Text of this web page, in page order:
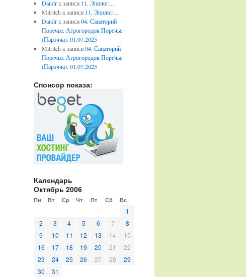
Dandrк записи 11. Эпилог…
Mitritch к записи 11. Эпилог…
Dandrк записи04. Санаторий
Поречье. Агрогородок Поречье
(Парэчча). 01.07.2025
Mitritch к записи04. Санаторий
Поречье. Агрогородок Поречье
(Парэчча). 01.07.2025
Спонсор показа:
Календарь
Октябрь 2006
Пн Вт Ср Чт Пт Сб Вс
1
2
3 4 5 6 7
8
9
10 11 12 13 14
15
16
17 18 19 20 21
22
23
24 25 26 27 28
29
30
31